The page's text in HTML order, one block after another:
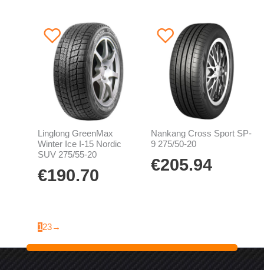
Linglong GreenMax
Winter Ice I-15 Nordic
SUV 275/55-20
€190.70
Nankang Cross Sport SP-
9 275/50-20
€205.94
123→